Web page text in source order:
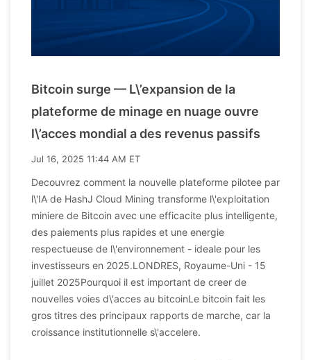
Bitcoin surge — L\’expansion de la
plateforme de minage en nuage ouvre
l\’acces mondial a des revenus passifs
Jul 16, 2025 11:44 AM ET
Decouvrez comment la nouvelle plateforme pilotee par
l\'IA de HashJ Cloud Mining transforme l\'exploitation
miniere de Bitcoin avec une efficacite plus intelligente,
des paiements plus rapides et une energie
respectueuse de l\'environnement - ideale pour les
investisseurs en 2025.LONDRES, Royaume-Uni - 15
juillet 2025Pourquoi il est important de creer de
nouvelles voies d\'acces au bitcoinLe bitcoin fait les
gros titres des principaux rapports de marche, car la
croissance institutionnelle s\'accelere.